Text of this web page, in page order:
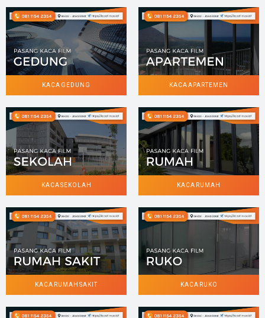
KACA GEDUNG KACA APARTEMEN
KACA SEKOLAH KACA RUMAH
KACA RUMAH SAKIT KACA RUKO